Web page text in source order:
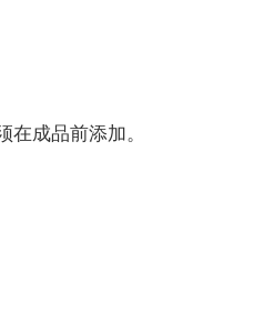
成品前添加。